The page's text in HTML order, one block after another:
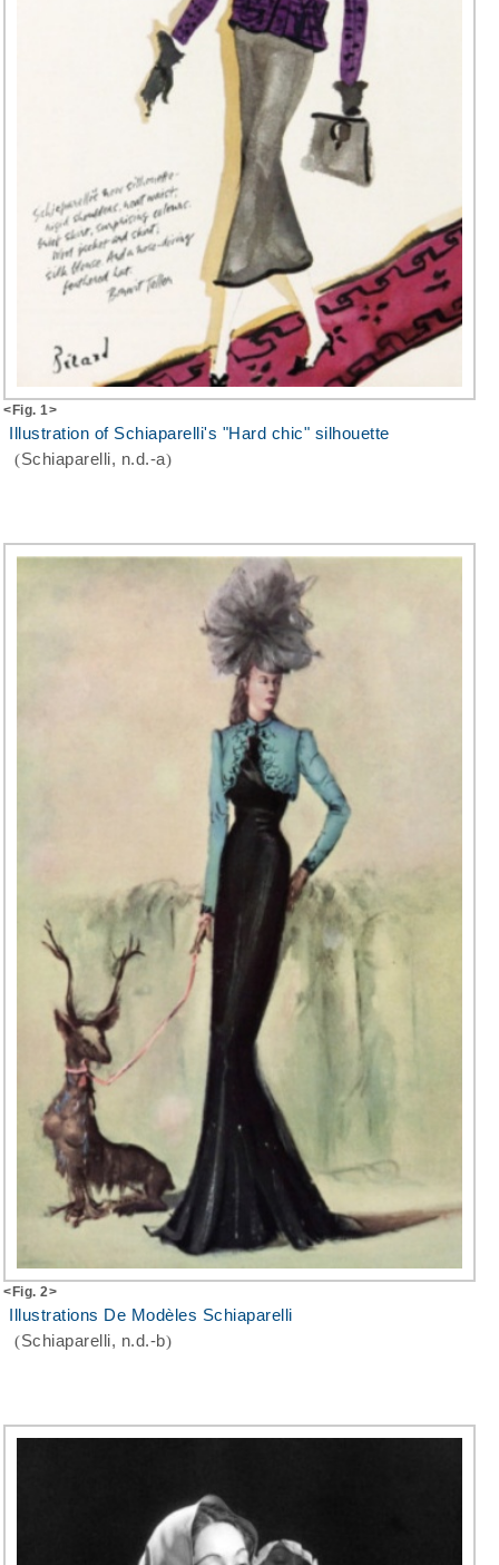
<Fig. 1>
Illustration of Schiaparelli's "Hard chic" silhouette
(Schiaparelli, n.d.-a)
<Fig. 2>
Illustrations De Modèles Schiaparelli
(Schiaparelli, n.d.-b)